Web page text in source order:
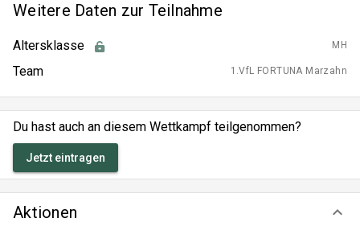
Weitere Daten zur Teilnahme
Altersklasse MH
Team 1.VfL FORTUNA Marzahn
Du hast auch an diesem Wettkampf teilgenommen?
Jetzt eintragen
Aktionen keyboard_arrow_down